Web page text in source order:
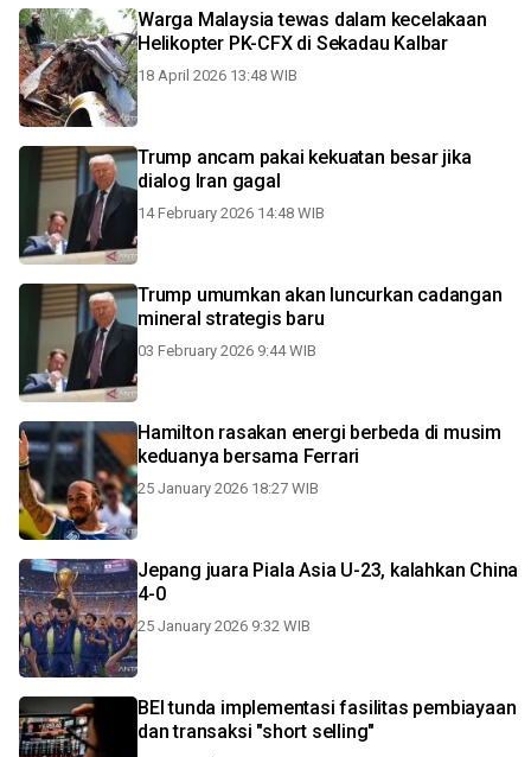
Warga Malaysia tewas dalam kecelakaan
Helikopter PK-CFX di Sekadau Kalbar
18 April 2026 13:48 WIB
Trump ancam pakai kekuatan besar jika
dialog Iran gagal
14 February 2026 14:48 WIB
Trump umumkan akan luncurkan cadangan
mineral strategis baru
03 February 2026 9:44 WIB
Hamilton rasakan energi berbeda di musim
keduanya bersama Ferrari
25 January 2026 18:27 WIB
Jepang juara Piala Asia U-23, kalahkan China
4-0
25 January 2026 9:32 WIB
BEI tunda implementasi fasilitas pembiayaan
dan transaksi "short selling"